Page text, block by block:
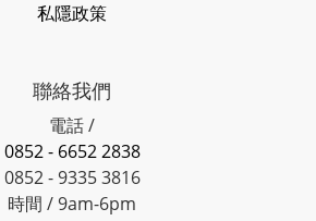
私隱政策
聯絡我們
電話 /
0852 - 6652 2838
0852 - 9335 3816
時間 / 9am-6pm